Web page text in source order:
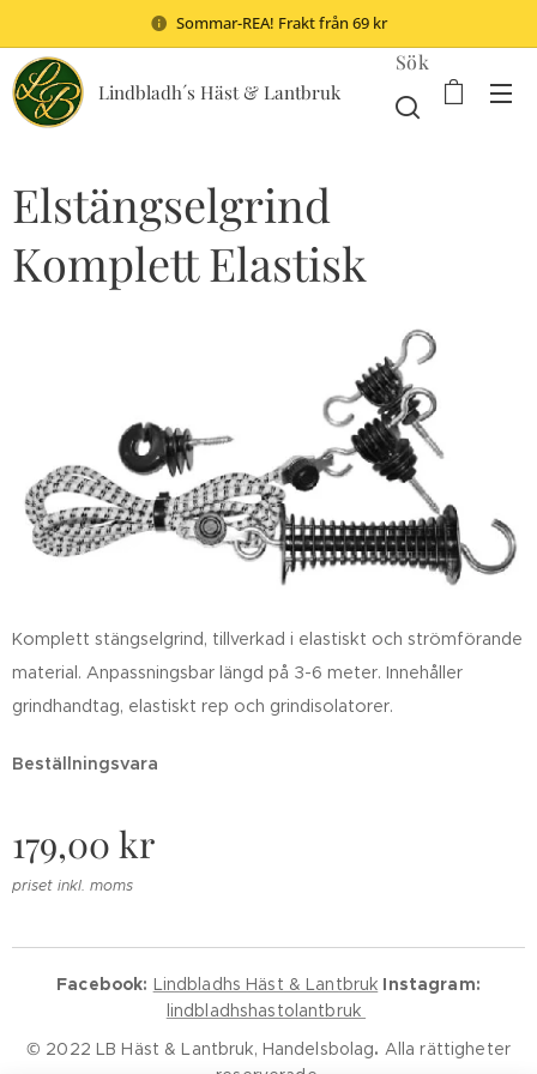
Sommar-REA! Frakt från 69 kr
Lindbladh´s Häst & Lantbruk
Sök
Elstängselgrind
Komplett Elastisk
Komplett stängselgrind, tillverkad i elastiskt och strömförande
material. Anpassningsbar längd på 3-6 meter. Innehåller
grindhandtag, elastiskt rep och grindisolatorer.
Beställningsvara
179,00 kr
priset inkl. moms
Facebook: Lindbladhs Häst & Lantbruk Instagram:
lindbladhshastolantbruk
© 2022 LB Häst & Lantbruk, Handelsbolag. Alla rättigheter